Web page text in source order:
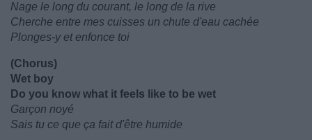
Nage le long du courant, le long de la rive
Cherche entre mes cuisses un chute d'eau cachée
Plonges-y et enfonce toi
(Chorus)
Wet boy
Do you know what it feels like to be wet
Garçon noyé
Sais tu ce que ça fait d'être humide